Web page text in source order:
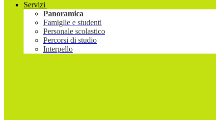
Servizi
Panoramica
Famiglie e studenti
Personale scolastico
Percorsi di studio
Interpello